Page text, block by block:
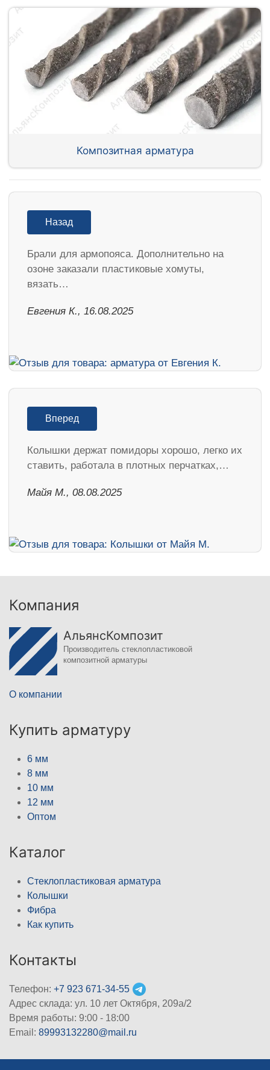
Композитная арматура
Назад
Брали для армопояса. Дополнительно на
озоне заказали пластиковые хомуты,
вязать…
Евгения К., 16.08.2025
Вперед
Колышки держат помидоры хорошо, легко их
ставить, работала в плотных перчатках,…
Майя М., 08.08.2025
Компания
АльянсКомпозит
Производитель стеклопластиковой
композитной арматуры
О компании
Купить арматуру
6 мм
8 мм
10 мм
12 мм
Оптом
Каталог
Стеклопластиковая арматура
Колышки
Фибра
Как купить
Контакты
Телефон: +7 923 671-34-55
Адрес склада: ул. 10 лет Октября, 209а/2
Время работы: 9:00 - 18:00
Email: 89993132280@mail.ru